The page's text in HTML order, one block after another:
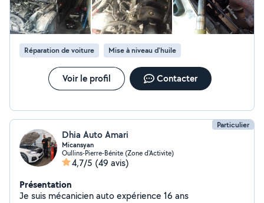
Réparation de voiture Mise à niveau d'huile
Voir le profil Contacter
Particulier
Dhia Auto Amari
Micansyan
Oullins-Pierre-Bénite (Zone d'Activite)
4,7/5 (49 avis)
Présentation
Je suis mécanicien auto expérience 16 ans